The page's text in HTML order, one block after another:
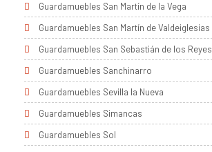
Guardamuebles San Martín de la Vega
Guardamuebles San Martín de Valdeiglesias
Guardamuebles San Sebastián de los Reyes
Guardamuebles Sanchinarro
Guardamuebles Sevilla la Nueva
Guardamuebles Simancas
Guardamuebles Sol